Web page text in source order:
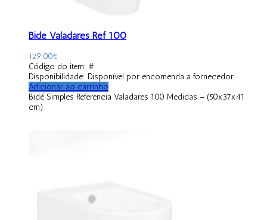
Bidé Valadares Ref 100
129.00€
Código do item: #
Disponibilidade: Disponível por encomenda a fornecedor
Adicionar ao carrinho
Bidé Simples Referencia Valadares 100 Medidas – (50x37x41
cm)